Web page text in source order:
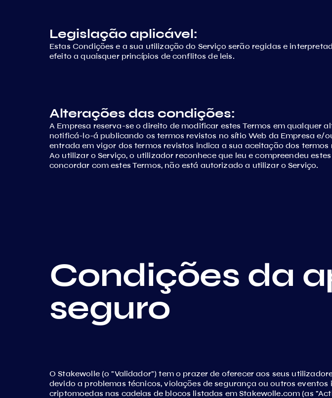
Legislação aplicável:
Estas Condições e a sua utilização do Serviço serão regidas e
efeito a quaisquer princípios de conflitos de leis.
Alterações das condições:
A Empresa reserva-se o direito de modificar estes Termos em qualquer
notificá-lo-á publicando os termos revistos no sítio Web da Empresa
entrada em vigor dos termos revistos indica a sua aceitação dos termos
Ao utilizar o Serviço, o utilizador reconhece que leu e compreendeu
concordar com estes Termos, não está autorizado a utilizar o Serviço.
Condições da
seguro
O Stakewolle (o "Validador") tem o prazer de oferecer aos seus
devido a problemas técnicos, violações de segurança ou outros
criptomoedas nas cadeias de blocos listadas em Stakewolle.com (as